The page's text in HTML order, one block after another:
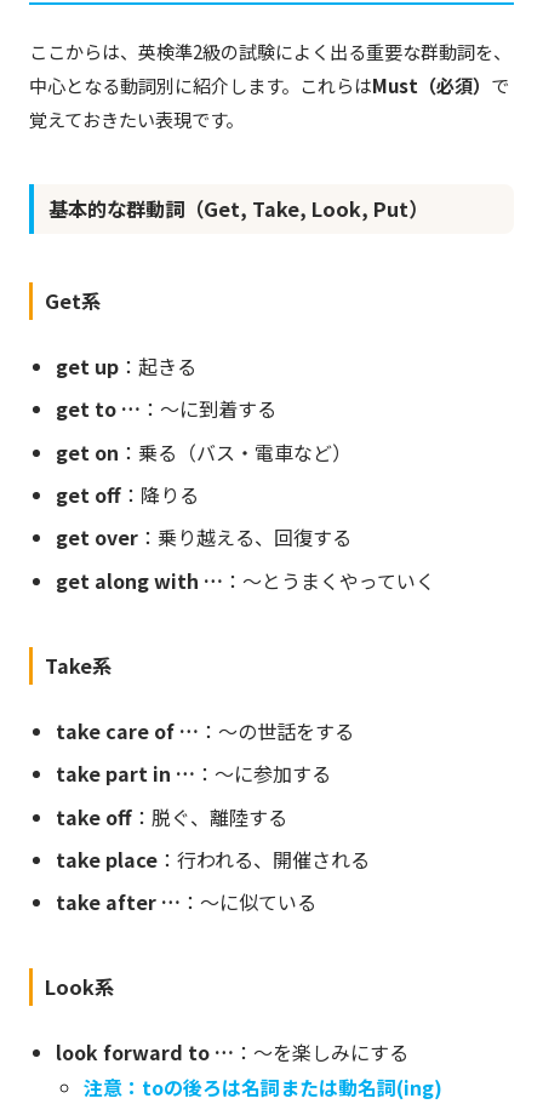
ここからは、英検準2級の試験によく出る重要な群動詞を、
中心となる動詞別に紹介します。これらはMust（必須） で
覚えておきたい表現です。
基本的な群動詞（Get, Take, Look, Put）
Get系
get up ：起きる
get to … ：〜に到着する
get on ：乗る（バス・電車など）
get off ：降りる
get over ：乗り越える、回復する
get along with … ：〜とうまくやっていく
Take系
take care of … ：〜の世話をする
take part in … ：〜に参加する
take off ：脱ぐ、離陸する
take place ：行われる、開催される
take after … ：〜に似ている
Look系
look forward to … ：〜を楽しみにする
注意：toの後ろは名詞または動名詞(ing)